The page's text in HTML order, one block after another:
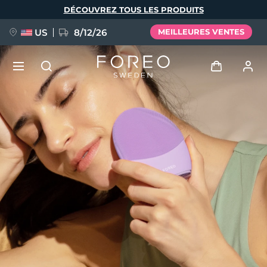
DÉCOUVREZ TOUS LES PRODUITS
US 8/12/26 MEILLEURES VENTES
Profil de l'utilisateur
Mes appareils
Mes commandes
Mes adresses
Mes abonnements
NOUVEAU
FAQ™ Pure Beauty-Tech Elixir
BREAKING NEWS
issa™ Teeth Whitening Set
Langue
English Deutsch
Español
Français
Italiano
Português
Svenska
Русский
Türkçe
简体中文 繁體中文